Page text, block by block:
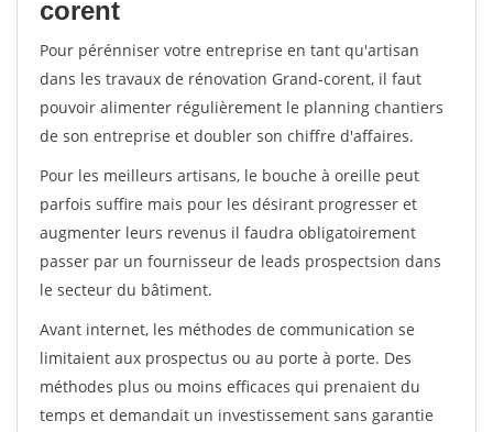
corent
Pour pérénniser votre entreprise en tant qu'artisan
dans les travaux de rénovation Grand-corent, il faut
pouvoir alimenter régulièrement le planning chantiers
de son entreprise et doubler son chiffre d'affaires.
Pour les meilleurs artisans, le bouche à oreille peut
parfois suffire mais pour les désirant progresser et
augmenter leurs revenus il faudra obligatoirement
passer par un fournisseur de leads prospectsion dans
le secteur du bâtiment.
Avant internet, les méthodes de communication se
limitaient aux prospectus ou au porte à porte. Des
méthodes plus ou moins efficaces qui prenaient du
temps et demandait un investissement sans garantie